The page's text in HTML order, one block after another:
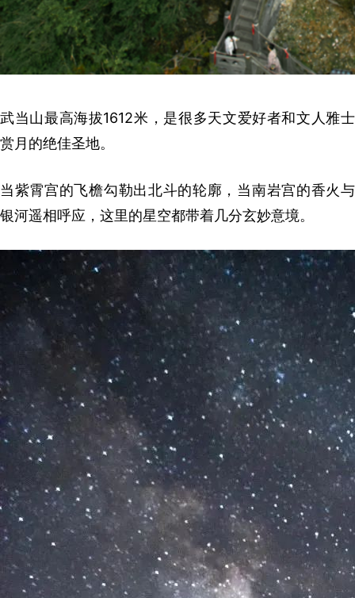
武当山最高海拔1612米，是很多天文爱好者和文人雅士
赏月的绝佳圣地。
当紫霄宫的飞檐勾勒出北斗的轮廓，当南岩宫的香火与
银河遥相呼应，这里的星空都带着几分玄妙意境。